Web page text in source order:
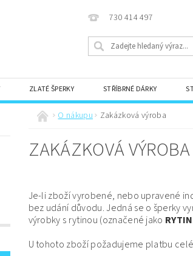
730 414 497
ZLATÉ ŠPERKY STŘÍBRNÉ DÁRKY
TIPY NA DÁREK KRABIČKY A
O nákupu Zakázková výroba
ZAKÁZKOVÁ VÝROBA
Je-li zboží vyrobené, nebo upravené
bez udání důvodu.Jedná se o šperky
výrobky s rytinou (označené jako
U tohoto zboží požadujeme platbu